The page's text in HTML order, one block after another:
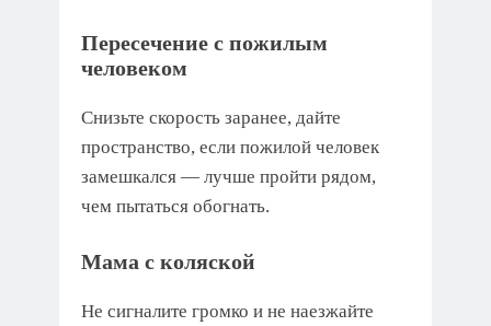
Пересечение с пожилым
человеком
Снизьте скорость заранее, дайте
пространство, если пожилой человек
замешкался — лучше пройти рядом,
чем пытаться обогнать.
Мама с коляской
Не сигналите громко и не наезжайте